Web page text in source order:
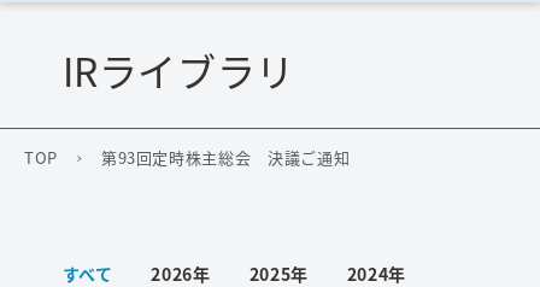
サステナビリティ
ワード検索
TOP 第93回定時株主総会 決議ご通知
IRライブラリ
すべて 2026年 2025年 2024年